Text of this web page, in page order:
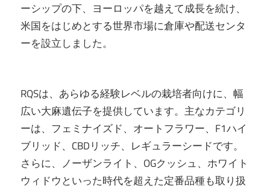
ーシップの下、ヨーロッパを越えて成長を続け、
米国をはじめとする世界市場に倉庫や配送センタ
ーを設立しました。
RQSは、あらゆる経験レベルの栽培者向けに、幅
広い大麻遺伝子を提供しています。主なカテゴリ
ーは、フェミナイズド、オートフラワー、F1ハイ
ブリッド、CBDリッチ、レギュラーシードです。
さらに、ノーザンライト、OGクッシュ、ホワイト
ウィドウといった時代を超えた定番品種も取り扱